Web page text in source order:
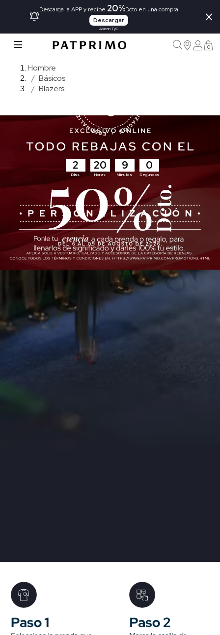
Descarga la APP y recibe 20%Dcto en una compra
Descargar
Aplican TyC
×
0
Hombre
Básicos
Blazers
2
Días
20
Horas
8
Minutos
59
Segundos